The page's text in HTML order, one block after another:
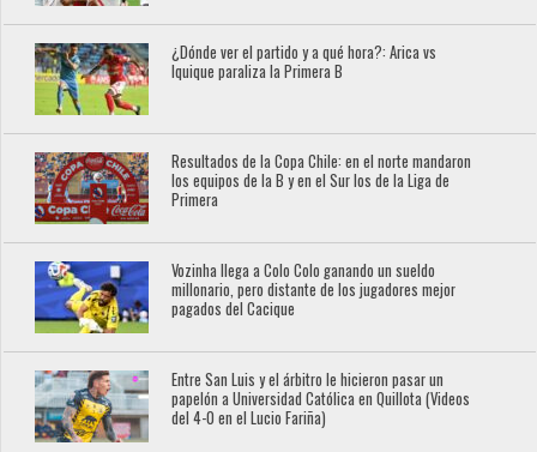
¿Dónde ver el partido y a qué hora?: Arica vs
Iquique paraliza la Primera B
Resultados de la Copa Chile: en el norte mandaron
los equipos de la B y en el Sur los de la Liga de
Primera
Vozinha llega a Colo Colo ganando un sueldo
millonario, pero distante de los jugadores mejor
pagados del Cacique
Entre San Luis y el árbitro le hicieron pasar un
papelón a Universidad Católica en Quillota (Videos
del 4-0 en el Lucio Fariña)